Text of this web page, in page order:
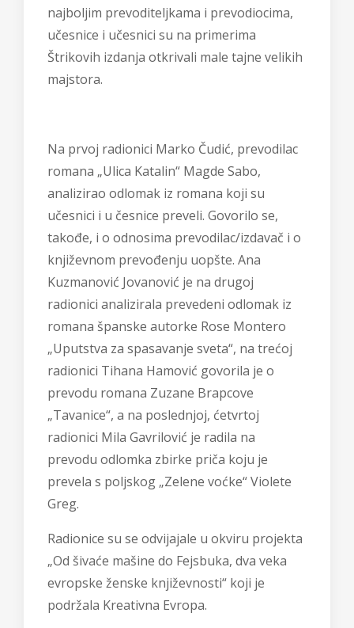
najboljim prevoditeljkama i prevodiocima,
učesnice i učesnici su na primerima
Štrikovih izdanja otkrivali male tajne velikih
majstora.
Na prvoj radionici Marko Čudić, prevodilac
romana „Ulica Katalin“ Magde Sabo,
analizirao odlomak iz romana koji su
učesnici i u česnice preveli. Govorilo se,
takođe, i o odnosima prevodilac/izdavač i o
književnom prevođenju uopšte. Ana
Kuzmanović Jovanović je na drugoj
radionici analizirala prevedeni odlomak iz
romana španske autorke Rose Montero
„Uputstva za spasavanje sveta“, na trećoj
radionici Tihana Hamović govorila je o
prevodu romana Zuzane Brapcove
„Tavanice“, a na poslednjoj, ćetvrtoj
radionici Mila Gavrilović je radila na
prevodu odlomka zbirke priča koju je
prevela s poljskog „Zelene voćke“ Violete
Greg.
Radionice su se odvijajale u okviru projekta
„Od šivaće mašine do Fejsbuka, dva veka
evropske ženske književnosti“ koji je
podržala Kreativna Evropa.